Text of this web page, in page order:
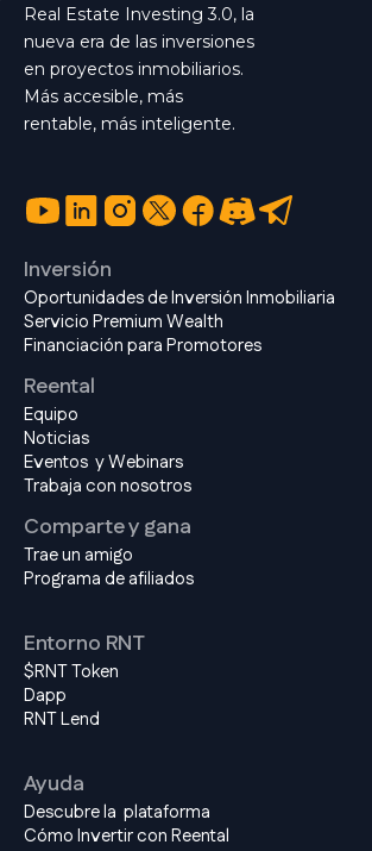
Real Estate Investing 3.0, la
nueva era de las inversiones
en proyectos inmobiliarios.
Más accesible, más
rentable, más inteligente.
Inversión
Oportunidades de Inversión Inmobiliaria
Servicio Premium Wealth
Financiación para Promotores
Reental
Equipo
Noticias
Eventos y Webinars
Trabaja con nosotros
Comparte y gana
Trae un amigo
Programa de afiliados
Entorno RNT
$RNT Token
Dapp
RNT Lend
Ayuda
Descubre la plataforma
Cómo Invertir con Reental